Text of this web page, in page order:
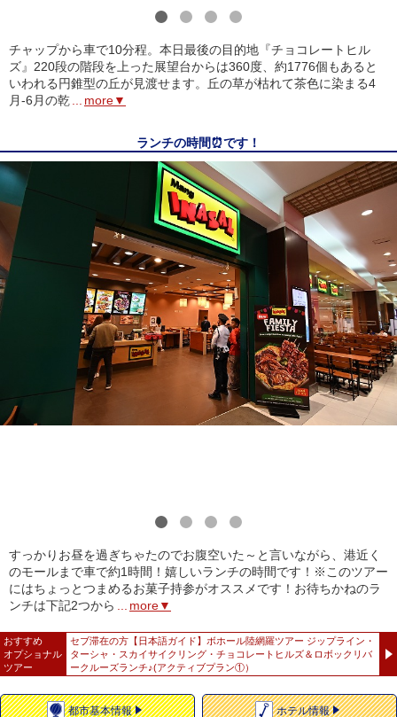
チャップから車で10分程。本日最後の目的地『チョコレートヒル
ズ』220段の階段を上った展望台からは360度、約1776個もあると
いわれる円錐型の丘が見渡せます。丘の草が枯れて茶色に染まる4
月-6月の乾
more▼
ランチの時間⏰です！
すっかりお昼を過ぎちゃたのでお腹空いた～と言いながら、港近く
のモールまで車で約1時間！嬉しいランチの時間です！※このツアー
にはちょっとつまめるお菓子持参がオススメです！お待ちかねのラ
ンチは下記2つから
more▼
おすすめ
オプショナル
ツアー
セブ滞在の方【日本語ガイド】ボホール陸網羅ツアー ジップライン・
ターシャ・スカイサイクリング・チョコレートヒルズ＆ロボックリバ
ークルーズランチ♪(アクティブプラン①）
都市基本情報 ホテル情報